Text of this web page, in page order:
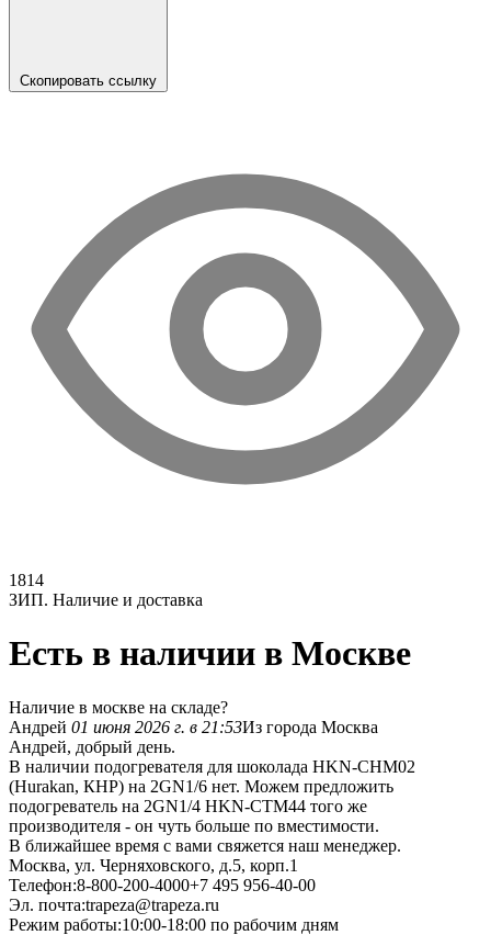
Скопировать ссылку
1814
ЗИП. Наличие и доставка
Есть в наличии в Москве
Наличие в москве на складе?
Андрей 01 июня 2026 г. в 21:53Из города Москва
Андрей, добрый день.
В наличии подогревателя для шоколада HKN-CHM02
(Hurakan, КНР) на 2GN1/6 нет. Можем предложить
подогреватель на 2GN1/4 HKN-CTM44 того же
производителя - он чуть больше по вместимости.
В ближайшее время с вами свяжется наш менеджер.
Москва, ул. Черняховского, д.5, корп.1
Телефон:8-800-200-4000+7 495 956-40-00
Эл. почта:trapeza@trapeza.ru
Режим работы:10:00-18:00 по рабочим дням